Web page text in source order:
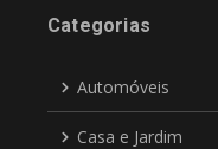
Categorias
Automóveis
Casa e Jardim